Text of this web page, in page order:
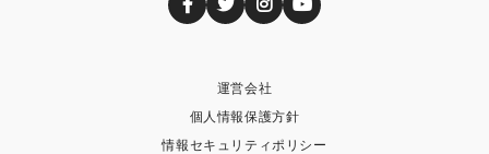
運営会社
個人情報保護方針
情報セキュリティポリシー